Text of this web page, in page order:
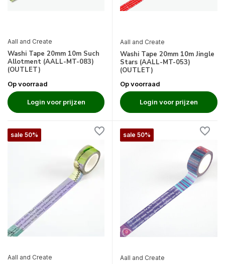
Aall and Create
Washi Tape 20mm 10m Such
Allotment (AALL-MT-083)
(OUTLET)
Op voorraad
Login voor prijzen
Aall and Create
Washi Tape 20mm 10m Jingle
Stars (AALL-MT-053)
(OUTLET)
Op voorraad
Login voor prijzen
sale 50%
Aall and Create
sale 50%
Aall and Create